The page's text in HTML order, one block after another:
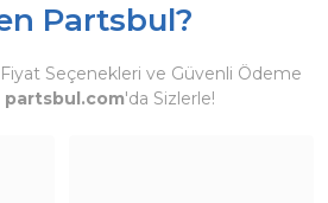
Partsbul?
Seçenekleri ve Güvenli Ödeme
partsbul.com'da Sizlerle!